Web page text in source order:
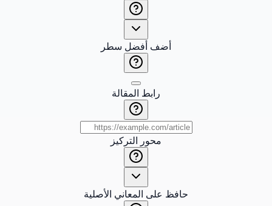
أضف أفضل سطر
رابط المقالة
محور التركيز
حافظ على المعاني الأصلية